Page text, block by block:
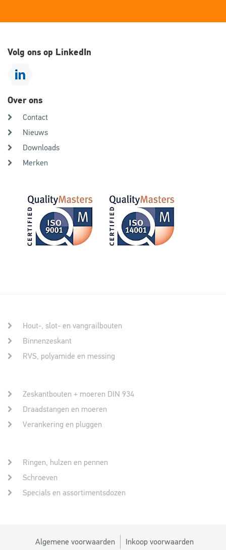
Volg ons op LinkedIn
Over ons
Contact
Nieuws
Downloads
Merken
Hout-, slot- en vangrailbouten
Binnenzeskant
RVS, polyamide en messing
Zeskantbouten + moeren DIN 934
Draadstangen en moeren
Verankering en pluggen
Ringen, hulzen en pennen
Schroeven
Specials en assortimentsdozen
Algemene voorwaarden Inkoop voorwaarden